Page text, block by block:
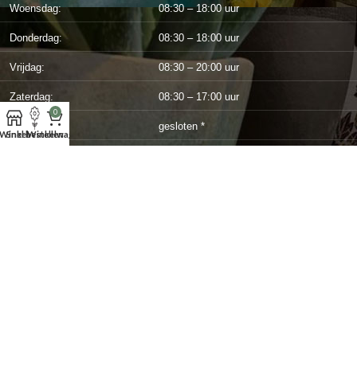
Woensdag: 08:30 – 18:00 uur
Donderdag: 08:30 – 18:00 uur
Vrijdag: 08:30 – 20:00 uur
Zaterdag: 08:30 – 17:00 uur
Zondag: gesloten *
Winkel
Snel bestellen
0
Winkelwagen